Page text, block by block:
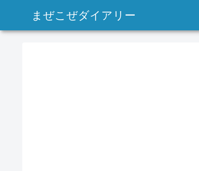
まぜこぜダイアリー